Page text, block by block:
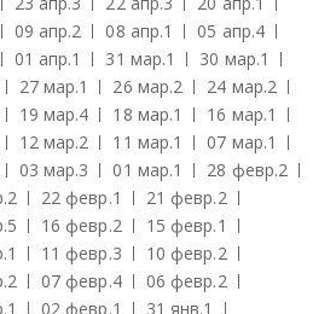
09 апр.2 08 апр.1 05 апр.4
01 апр.1 31 мар.1 30 мар.1
27 мар.1 26 мар.2 24 мар.2
19 мар.4 18 мар.1 16 мар.1
12 мар.2 11 мар.1 07 мар.1
03 мар.3 01 мар.1 28 февр.2
2 22 февр.1 21 февр.2
5 16 февр.2 15 февр.1
1 11 февр.3 10 февр.2
2 07 февр.4 06 февр.2
1 02 февр.1 31 янв.1